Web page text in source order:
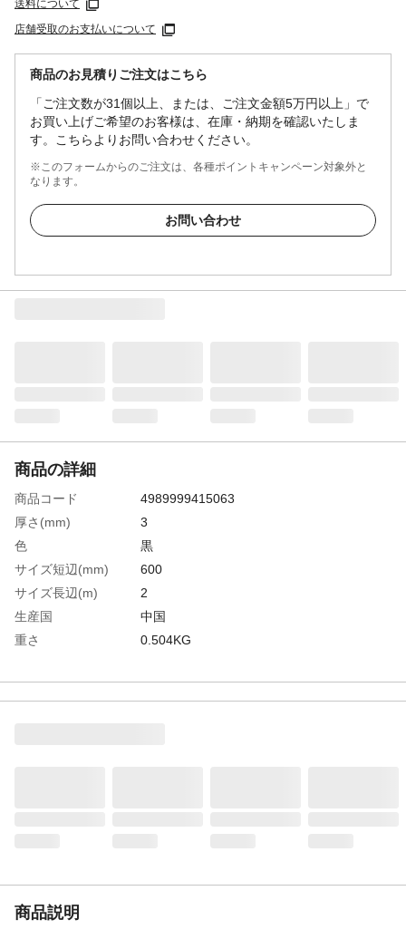
送料について
店舗受取のお支払いについて
商品のお見積りご注文はこちら
「ご注文数が31個以上、または、ご注文金額5万円以上」で
お買い上げご希望のお客様は、在庫・納期を確認いたしま
す。こちらよりお問い合わせください。
※このフォームからのご注文は、各種ポイントキャンペーン対象外と
なります。
お問い合わせ
商品の詳細
商品コード
4989999415063
厚さ(mm)
3
色
黒
サイズ短辺(mm)
600
サイズ長辺(m)
2
生産国
中国
重さ
0.504KG
商品説明